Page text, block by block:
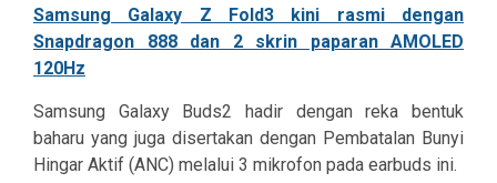
Samsung Galaxy Z Fold3 kini rasmi dengan
Snapdragon 888 dan 2 skrin paparan AMOLED
120Hz
Samsung Galaxy Buds2 hadir dengan reka bentuk
baharu yang juga disertakan dengan Pembatalan Bunyi
Hingar Aktif (ANC) melalui 3 mikrofon pada earbuds ini.